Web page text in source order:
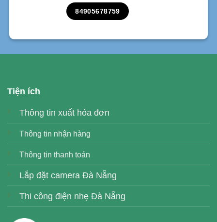
84905678759
Tiện ích
Thông tin xuất hóa đơn
Thông tin nhận hàng
Thông tin thanh toán
Lắp đặt camera Đà Nẵng
Thi công điện nhẹ Đà Nẵng